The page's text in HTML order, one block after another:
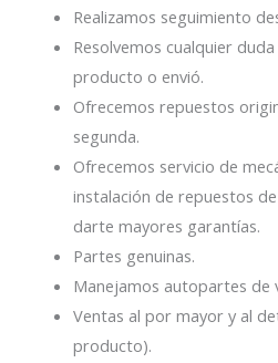
Realizamos seguimiento
Resolvemos cualquier
producto o envió.
Ofrecemos repuestos
segunda.
Ofrecemos servicio de
instalación de repuestos
darte mayores garantías.
Partes genuinas.
Manejamos autopartes de
Ventas al por mayor y al
producto).